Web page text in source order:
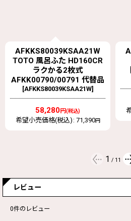
PCF1630Rの
AFKKS84091KSAA21W
WBラクかるふた2枚
【TOTO】EKK84091W5
[AFKKS84091KSAA21W]
66,700
希望小売価格(税込): 71,390
2 / 11
レビュー
0件のレビュー